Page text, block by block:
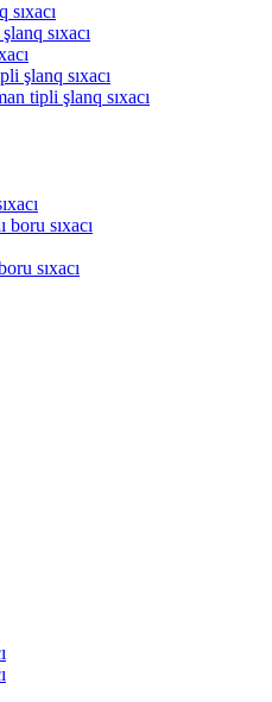
sıxacı
şlanq sıxacı
tipli şlanq sıxacı
sıxacı
sıxacı